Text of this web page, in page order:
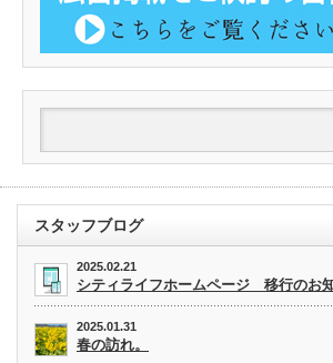
スタッフブログ
2025.02.21
シティライフホームページ 移行のお
2025.01.31
春の訪れ。